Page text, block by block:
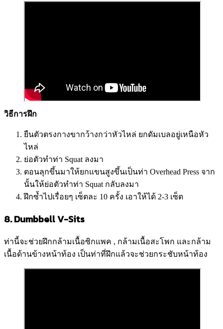
วิธีการฝึก
ยืนตัวตรงกางขากว้างกว่าหัวไหล่ ยกดัมเบลอยู่เหนือหัว
ไหล่
ย่อตัวทำท่า Squat ลงมา
ตอนลุกขึ้นมาให้ยกแขนสูงขึ้นเป็นท่า Overhead Press จาก
นั้นให้ย่อตัวทำท่า Squat กลับลงมา
ฝึกซ้ำไปเรื่อยๆ เซ็ตละ 10 ครั้ง เอาให้ได้ 2-3 เซ็ต
8. Dumbbell V-Sits
ท่านี้จะช่วยฝึกกล้ามเนื้อซิกแพค , กล้ามเนื้อสะโพก และกล้าม
เนื้อด้านข้างหน้าท้อง เป็นท่าที่ฝึกแล้วจะช่วยกระชับหน้าท้อง